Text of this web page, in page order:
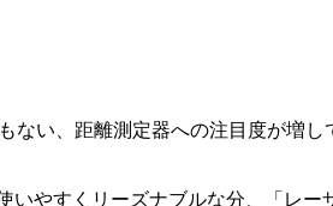
い、距離測定器への注目度が増
やすくリーズナブルな分、「レ